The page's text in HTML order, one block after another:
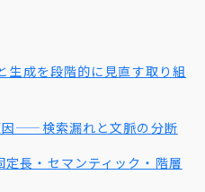
生成を段階的に見直す取り組
因——検索漏れと文脈の分断
長・セマンティック・階層